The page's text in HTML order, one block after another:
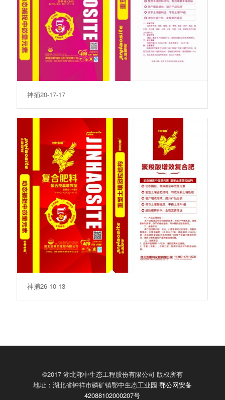
神捕20-17-17
神捕26-10-13
©2017 湖北鄂中生态工程股份有限公司 版权所有
地址：湖北省钟祥市磷矿镇鄂中生态工业园 鄂公网安备
42088102000207号